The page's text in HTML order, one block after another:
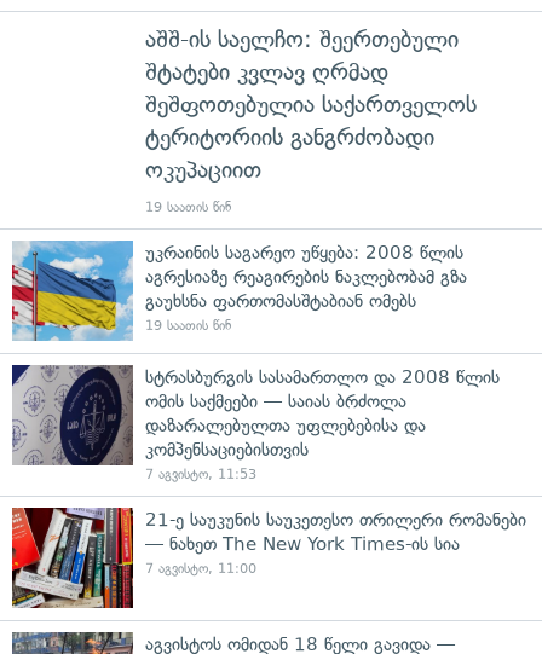
აშშ-ის საელჩო: შეერთებული
შტატები კვლავ ღრმად
შეშფოთებულია საქართველოს
ტერიტორიის განგრძობადი
ოკუპაციით
19 საათის წინ
უკრაინის საგარეო უწყება: 2008 წლის
აგრესიაზე რეაგირების ნაკლებობამ გზა
გაუხსნა ფართომასშტაბიან ომებს
19 საათის წინ
სტრასბურგის სასამართლო და 2008 წლის
ომის საქმეები — საიას ბრძოლა
დაზარალებულთა უფლებებისა და
კომპენსაციებისთვის
7 აგვისტო, 11:53
21-ე საუკუნის საუკეთესო თრილერი რომანები
— ნახეთ The New York Times-ის სია
7 აგვისტო, 11:00
აგვისტოს ომიდან 18 წელი გავიდა —